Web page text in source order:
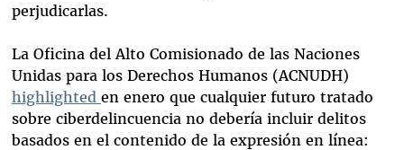
perjudicarlas.
La Oficina del Alto Comisionado de las Naciones
Unidas para los Derechos Humanos (ACNUDH)
highlighted en enero que cualquier futuro tratado
sobre ciberdelincuencia no debería incluir delitos
basados en el contenido de la expresión en línea: